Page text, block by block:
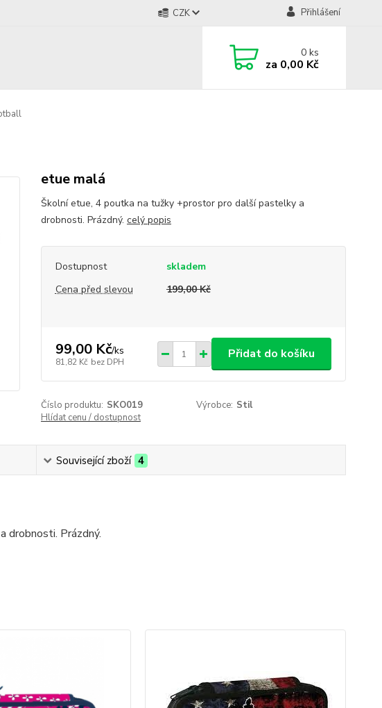
CZK Přihlášení
0ks
za 0,00 Kč
etue malá
Školní etue, 4 poutka na tužky +prostor pro další pastelky a
drobnosti. Prázdný. celý popis
Dostupnost
skladem
Cena před slevou
199,00 Kč
99,00 Kč/ks
81,82 Kč bez DPH
Přidat do košíku
Číslo produktu: SKO019 Výrobce: Stil
Hlídat cenu / dostupnost
Související zboží 4
drobnosti. Prázdný.